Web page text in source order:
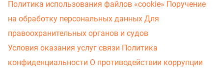
Политика использования файлов «cookie» Поручение
на обработку персональных данных Для
правоохранительных органов и судов
Условия оказания услуг связи Политика
конфиденциальности О противодействии коррупции